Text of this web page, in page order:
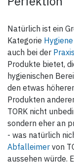
Natürlich ist ein
Kategorie Hygiene
auch bei der
Produkte bietet,
hygienischen
den etwas
Produkten
TORK nicht
sondern eher an
- was natürlich
Abfalleimer von
aussehen würde.